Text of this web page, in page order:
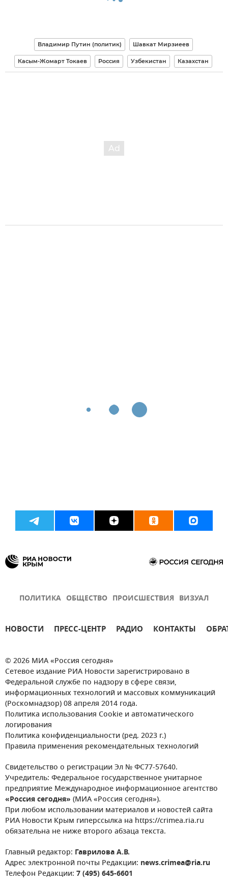
Владимир Путин (политик) Шавкат Мирзиеев
Касым-Жомарт Токаев Россия Узбекистан Казахстан
ПОЛИТИКА ОБЩЕСТВО ПРОИСШЕСТВИЯ ВИЗУАЛ
НОВОСТИ ПРЕСС-ЦЕНТР РАДИО КОНТАКТЫ
© 2026 МИА «Россия сегодня»
Сетевое издание РИА Новости зарегистрировано в
Федеральной службе по надзору в сфере связи,
информационных технологий и массовых коммуникаций
(Роскомнадзор) 08 апреля 2014 года.
Политика использования Cookie и автоматического
логирования
Политика конфиденциальности (ред. 2023 г.)
Правила применения рекомендательных технологий
Свидетельство о регистрации Эл № ФС77-57640.
Учредитель: Федеральное государственное унитарное
предприятие Международное информационное агентство
«Россия сегодня» (МИА «Россия сегодня»).
При любом использовании материалов и новостей сайта
РИА Новости Крым гиперссылка на https://crimea.ria.ru
обязательна не ниже второго абзаца текста.
Главный редактор: Гаврилова А.В.
Адрес электронной почты Редакции: news.crimea@ria.ru
Телефон Редакции: 7 (495) 645-6601